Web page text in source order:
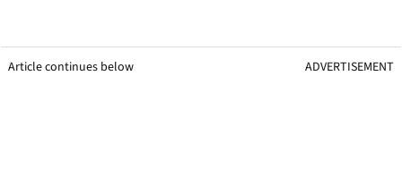
Article continues below ADVERTISEMENT